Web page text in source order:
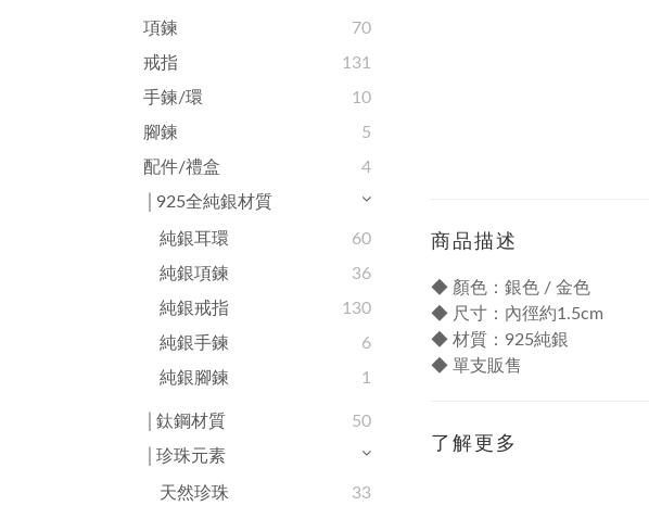
項鍊
70
戒指
131
手鍊/環
10
腳鍊
5
配件/禮盒
4
│925全純銀材質
純銀耳環
60
純銀項鍊
36
純銀戒指
130
純銀手鍊
6
純銀腳鍊
1
│鈦鋼材質
50
│珍珠元素
天然珍珠
33
商品描述
◆ 顏色：銀色 / 金色
◆ 尺寸：內徑約1.5cm
◆ 材質：925純銀
◆ 單支販售
了解更多